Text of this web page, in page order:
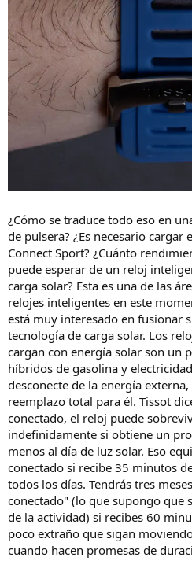
¿Cómo se traduce todo eso en
de pulsera? ¿Es necesario cargar
Connect Sport? ¿Cuánto
puede esperar de un reloj
carga solar? Esta es una de las
relojes inteligentes en este
está muy interesado en fusionar
tecnología de carga solar. Los
cargan con energía solar son un
híbridos de gasolina y
desconecte de la energía
reemplazo total para él. Tissot
conectado, el reloj puede
indefinidamente si obtiene un
menos al día de luz solar. Eso
conectado si recibe 35 minutos
todos los días. Tendrás tres
conectado" (lo que supongo que
de la actividad) si recibes 60
poco extraño que sigan
cuando hacen promesas de